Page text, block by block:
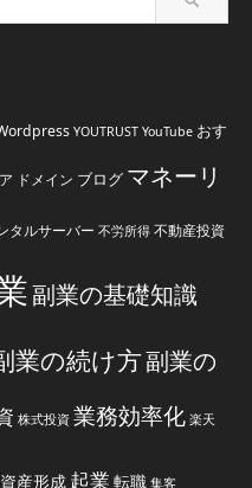
YOUTRUST YouTube おす
ドメイン ブログ マネーリ
タルサーバー 不労所得 不動産投資
副業の基礎知識
業の続け方副業の
株式投資 業務効率化 楽天
資産形成 起業 転職 集客